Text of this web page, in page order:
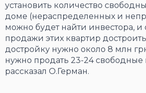
установить количество
доме (нераспределенных и
можно будет найти инвестора, и
продажи этих квартир
достройку нужно около 8 млн
нужно продать 23-24 свободные
рассказал О.Герман.